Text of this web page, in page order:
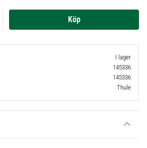
I lager
145336
145336
Thule